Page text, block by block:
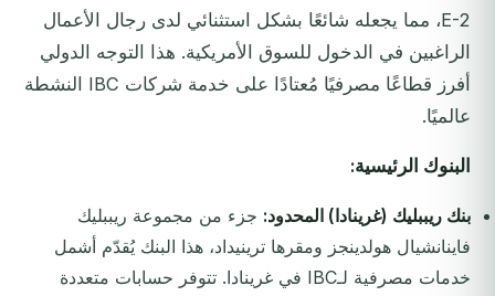
E-2، مما يجعله شائعًا بشكل استثنائي لدى رجال الأعمال
الراغبين في الدخول للسوق الأمريكية. هذا التوجه الدولي
أفرز قطاعًا مصرفيًا مُعتادًا على خدمة شركات IBC النشطة
عالميًا.
البنوك الرئيسية:
بنك ريببليك (غرينادا) المحدود: جزء من مجموعة ريببليك
فاينانشيال هولدينجز ومقرها ترينيداد، هذا البنك يُقدّم أشمل
خدمات مصرفية لـIBC في غرينادا. تتوفر حسابات متعددة